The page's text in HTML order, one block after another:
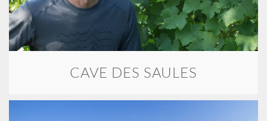
CAVE DES SAULES